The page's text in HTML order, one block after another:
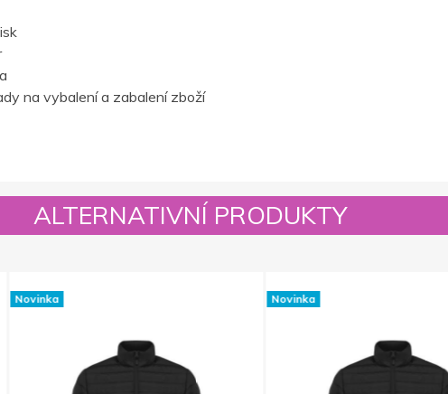
na vybalení a zabalení zboží
ALTERNATIVNÍ PRODUKTY